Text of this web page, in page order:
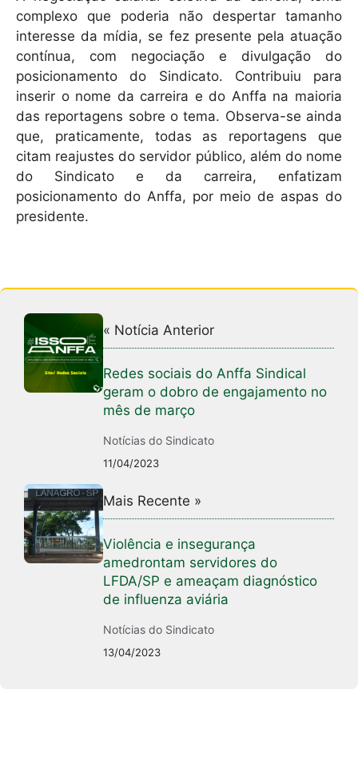
complexo que poderia não despertar tamanho
interesse da mídia, se fez presente pela atuação
contínua, com negociação e divulgação do
posicionamento do Sindicato. Contribuiu para
inserir o nome da carreira e do Anffa na maioria
das reportagens sobre o tema. Observa-se ainda
que, praticamente, todas as reportagens que
citam reajustes do servidor público, além do nome
do Sindicato e da carreira, enfatizam
posicionamento do Anffa, por meio de aspas do
presidente.
« Notícia Anterior
Redes sociais do Anffa Sindical
geram o dobro de engajamento no
mês de março
Notícias do Sindicato
11/04/2023
Mais Recente »
Violência e insegurança
amedrontam servidores do
LFDA/SP e ameaçam diagnóstico
de influenza aviária
Notícias do Sindicato
13/04/2023